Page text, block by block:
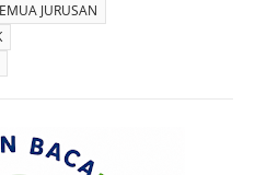
JURUSAN